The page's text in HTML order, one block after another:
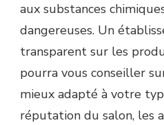
aux substances
dangereuses. Un
transparent sur les
pourra vous conseiller
mieux adapté à votre
réputation du salon, les